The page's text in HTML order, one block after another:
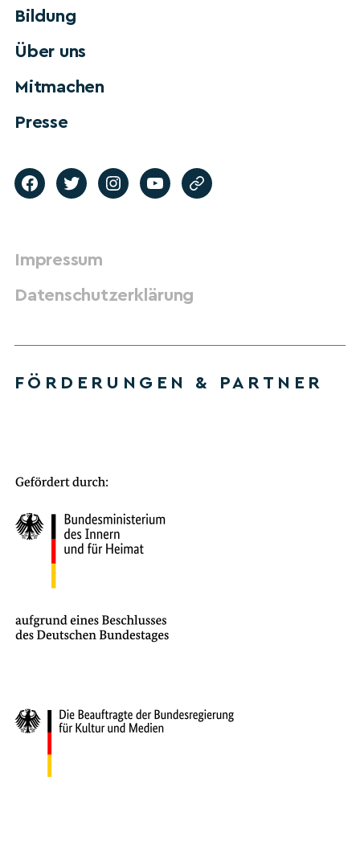
Bildung
Über uns
Mitmachen
Presse
Impressum
Datenschutzerklärung
FÖRDERUNGEN & PARTNER